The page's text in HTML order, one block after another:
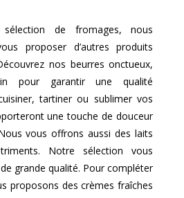
de fromages, nous
proposer d’autres produits
nos beurres onctueux,
pour garantir une qualité
tartiner ou sublimer vos
une touche de douceur
vous offrons aussi des laits
Notre sélection vous
grande qualité. Pour compléter
proposons des crèmes fraîches